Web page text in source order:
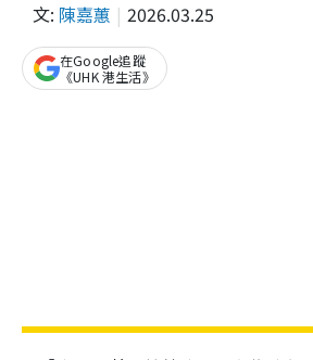
文: 陳嘉蕙 2026.03.25
在Google追蹤
《UHK 港生活》